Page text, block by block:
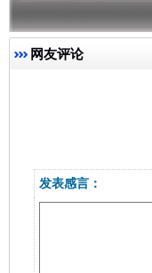
网友评论
发表感言：